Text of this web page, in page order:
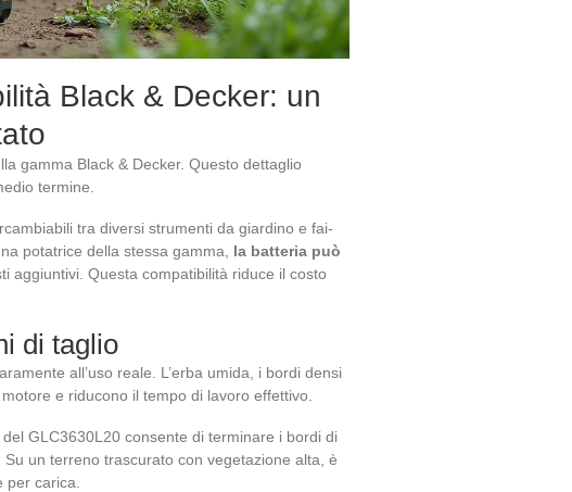
Black & Decker: un
gamma Black & Decker. Questo dettaglio
termine.
tra diversi strumenti da giardino e fai-
potatrice della stessa gamma, la batteria può
aggiuntivi. Questa compatibilità riduce il costo
di taglio
all’uso reale. L’erba umida, i bordi densi
e riducono il tempo di lavoro effettivo.
GLC3630L20 consente di terminare i bordi di
un terreno trascurato con vegetazione alta, è
carica.